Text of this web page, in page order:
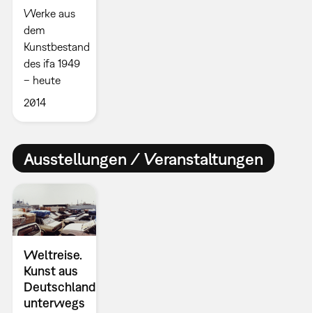
Werke aus
dem
Kunstbestand
des ifa 1949
– heute
2014
Ausstellungen / Veranstaltungen
Weltreise.
Kunst aus
Deutschland
unterwegs